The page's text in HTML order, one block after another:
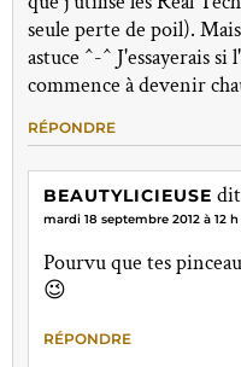
seule perte de poil).
astuce ^-^ J'essayerais
commence à devenir
RÉPONDRE
BEAUTYLICIEUSE
mardi 18 septembre 2012 à 12
Pourvu que tes
😉
RÉPONDRE